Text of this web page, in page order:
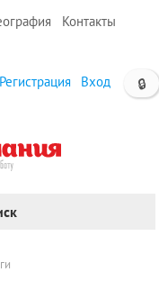
Контакты
🔒
Регистрация Вход